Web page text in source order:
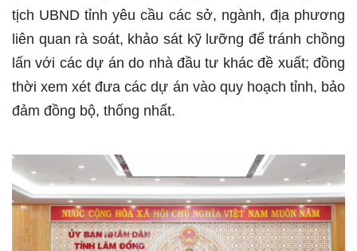
tịch UBND tỉnh yêu cầu các sở, ngành, địa phương
liên quan rà soát, khảo sát kỹ lưỡng để tránh chồng
lấn với các dự án do nhà đầu tư khác đề xuất; đồng
thời xem xét đưa các dự án vào quy hoạch tỉnh, bảo
đảm đồng bộ, thống nhất.